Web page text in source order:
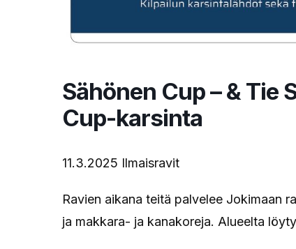
Sähönen Cup – & Tie
Cup-karsinta
11.3.2025 Ilmaisravit
Ravien aikana teitä palvelee Jokimaan
ja makkara- ja kanakoreja. Alueelta